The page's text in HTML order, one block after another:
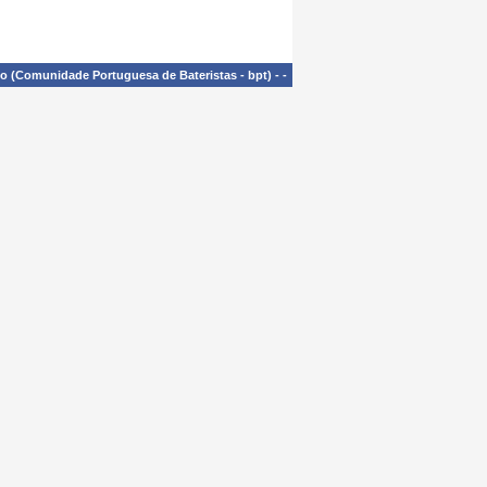
(Comunidade Portuguesa de Bateristas - bpt) - -